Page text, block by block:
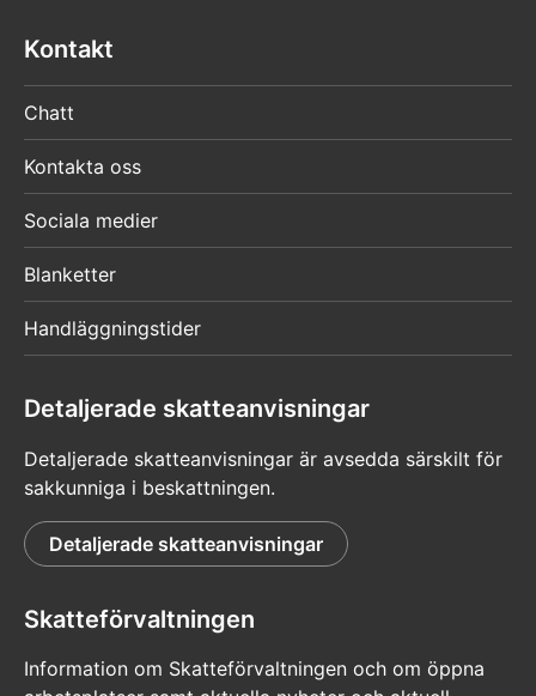
Kontakt
Chatt
Kontakta oss
Sociala medier
Blanketter
Handläggningstider
Detaljerade skatteanvisningar
Detaljerade skatteanvisningar är avsedda särskilt för
sakkunniga i beskattningen.
Detaljerade skatteanvisningar
Skatteförvaltningen
Information om Skatteförvaltningen och om öppna